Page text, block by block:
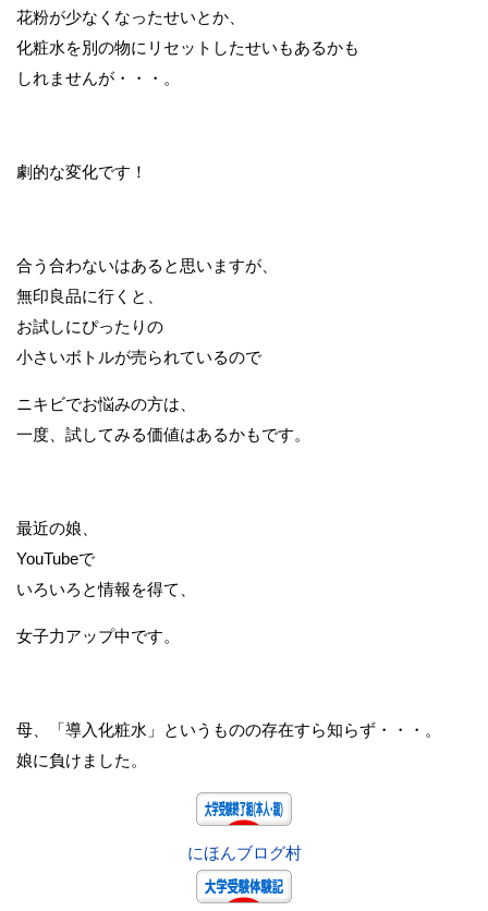
花粉が少なくなったせいとか、
化粧水を別の物にリセットしたせいもあるかも
しれませんが・・・。
劇的な変化です！
合う合わないはあると思いますが、
無印良品に行くと、
お試しにぴったりの
小さいボトルが売られているので
ニキビでお悩みの方は、
一度、試してみる価値はあるかもです。
最近の娘、
YouTubeで
いろいろと情報を得て、
女子力アップ中です。
母、「導入化粧水」というものの存在すら知らず・・・。
娘に負けました。
にほんブログ村